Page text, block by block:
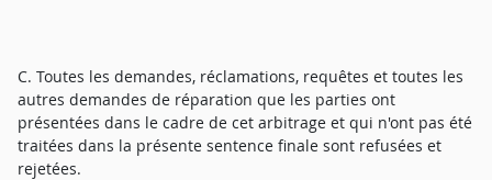
C. Toutes les demandes, réclamations, requêtes et toutes les
autres demandes de réparation que les parties ont
présentées dans le cadre de cet arbitrage et qui n'ont pas été
traitées dans la présente sentence finale sont refusées et
rejetées.